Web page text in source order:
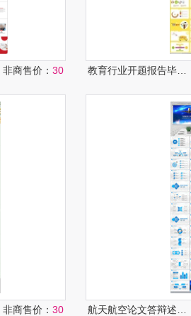
非商售价： 30
非商售价： 30